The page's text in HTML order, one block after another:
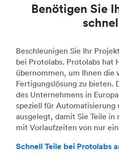
Benötigen Sie
Beschleunigen Sie Ihr
bei Protolabs. Protolabs hat
übernommen, um Ihnen
Fertigungslösung zu bieten.
des Unternehmens in
speziell für Automatisierung
ausgelegt, damit Sie Teile in
mit Vorlaufzeiten von nur
Schnell Teile bei Protolabs